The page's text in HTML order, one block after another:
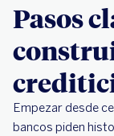
Pasos
Empezar desde
bancos piden